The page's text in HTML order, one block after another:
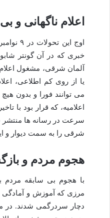
اعلام ناگهانی و
خبری که در آن گونتر
آلمان شرقی، مشغول
یا از روی کم اطلاعی،
می توانند فورا و بدون
اعلامیه، که قرار بود با
سرعت در رسانه ها منتشر
شرقی را به سمت دیوار و
هجوم مردم و
با هجوم بی سابقه مردم
مرزی که آموزش و آمادگی
دچار سردرگمی شدند. در